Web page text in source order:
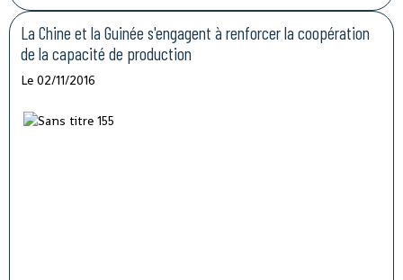
et 10 centrales syndicales, la grève générale d'avertissement de 7 jours
vise à protester contre les mauvaises conditions de vie et de travail des
fonctionnaires du secteur public.
La Chine et la Guinée s'engagent à renforcer la coopération
de la capacité de production
Le 02/11/2016